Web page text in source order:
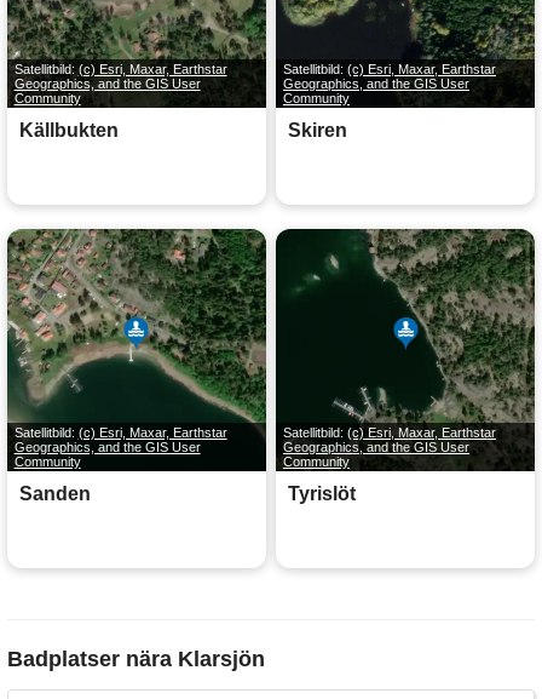
Satellitbild: (c) Esri, Maxar, Earthstar
Geographics, and the GIS User
Community
Källbukten
Satellitbild: (c) Esri, Maxar, Earthstar
Geographics, and the GIS User
Community
Skiren
Satellitbild: (c) Esri, Maxar, Earthstar
Geographics, and the GIS User
Community
Sanden
Satellitbild: (c) Esri, Maxar, Earthstar
Geographics, and the GIS User
Community
Tyrislöt
Badplatser nära Klarsjön